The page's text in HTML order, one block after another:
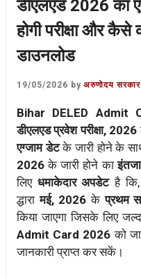
डीएलएड 2026 का
होगी परीक्षा और कैसे
डाउनलोड
19/05/2026 byअरुणोदय सरकार
Bihar DELED Admit
डीएलएड प्रवेश परीक्षा, 2026
एग्जाम डेटके जारी होने के
2026के जारी होने का
लिएधमाकेदार अपडेटहै कि,
द्धारामई, 2026केप्रथम
किया जाएगा जिसके लिए
Admit Card 2026को
जानकारी प्राप्त कर सकें।